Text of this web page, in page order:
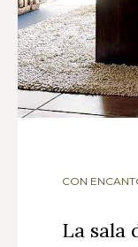
CON
La sala